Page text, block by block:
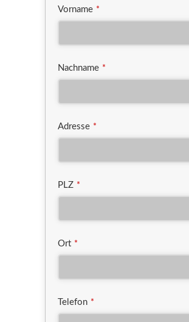
Vorname *
Nachname *
Adresse *
PLZ *
Ort *
Telefon *